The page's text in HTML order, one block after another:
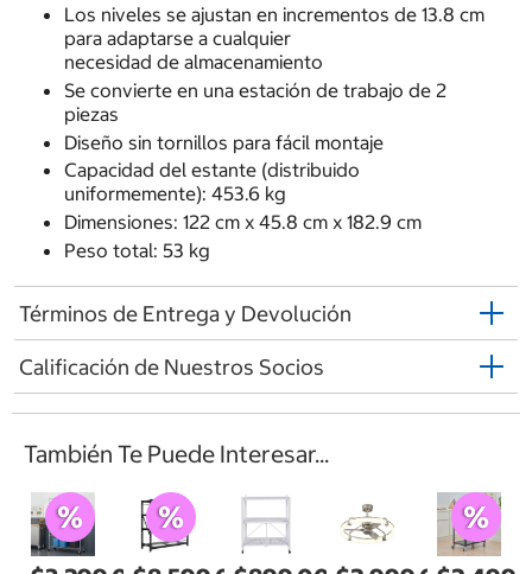
Los niveles se ajustan en incrementos de 13.8 cm
para adaptarse a cualquier
necesidad de almacenamiento
Se convierte en una estación de trabajo de 2
piezas
Diseño sin tornillos para fácil montaje
Capacidad del estante (distribuido
uniformemente): 453.6 kg
Dimensiones: 122 cm x 45.8 cm x 182.9 cm
Peso total: 53 kg
Términos de Entrega y Devolución
Calificación de Nuestros Socios
También Te Puede Interesar...